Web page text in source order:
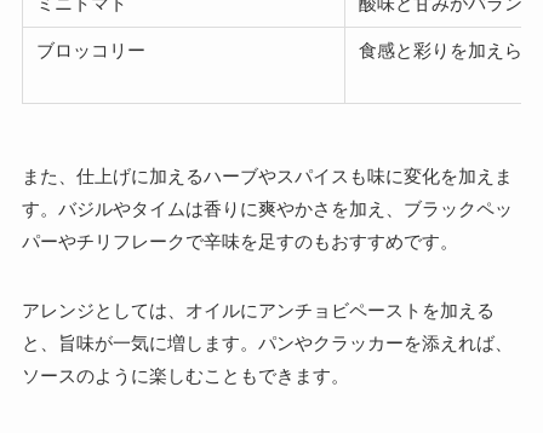
ブロッコリー 食感と彩りを加えら
また、仕上げに加えるハーブやスパイスも味に変化を加えま
す。バジルやタイムは香りに爽やかさを加え、ブラックペッ
パーやチリフレークで辛味を足すのもおすすめです。
アレンジとしては、オイルにアンチョビペーストを加える
と、旨味が一気に増します。パンやクラッカーを添えれば、
ソースのように楽しむこともできます。